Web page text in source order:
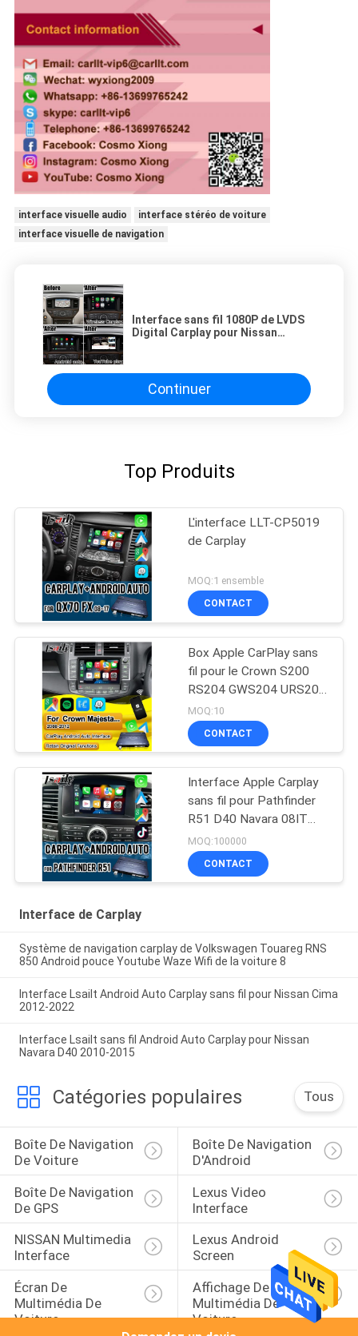
interface visuelle audio
interface stéréo de voiture
interface visuelle de navigation
Interface sans fil 1080P de LVDS
Digital Carplay pour Nissan
Continuer
Top Produits
L'interface LLT-CP5019
de Carplay
MOQ:1 ensemble
CONTACT
Box Apple CarPlay sans
fil pour le Crown S200
RS204 GWS204 URS204
URS206 Majesta XV
Athlete Saloon Toyota
intégré Android Auto
MOQ:10
CONTACT
Interface Apple Carplay
sans fil pour Pathfinder
R51 D40 Navara 08IT
avec Android Auto,
Bluetooth, WiFi, YouTube
Music
MOQ:100000
CONTACT
Interface de Carplay
Système de navigation carplay de Volkswagen Touareg RNS
850 Android pouce Youtube Waze Wifi de la voiture 8
Interface Lsailt Android Auto Carplay sans fil pour Nissan Cima
2012-2022
Interface Lsailt sans fil Android Auto Carplay pour Nissan
Navara D40 2010-2015
Catégories populaires Tous
Boîte De Navigation
De Voiture
Boîte De Navigation
D'Android
Boîte De Navigation
De GPS
Lexus Video
Interface
NISSAN Multimedia
Interface
Lexus Android
Screen
Écran De
Multimédia De
Voiture
Affichage De
Multimédia De
Voiture